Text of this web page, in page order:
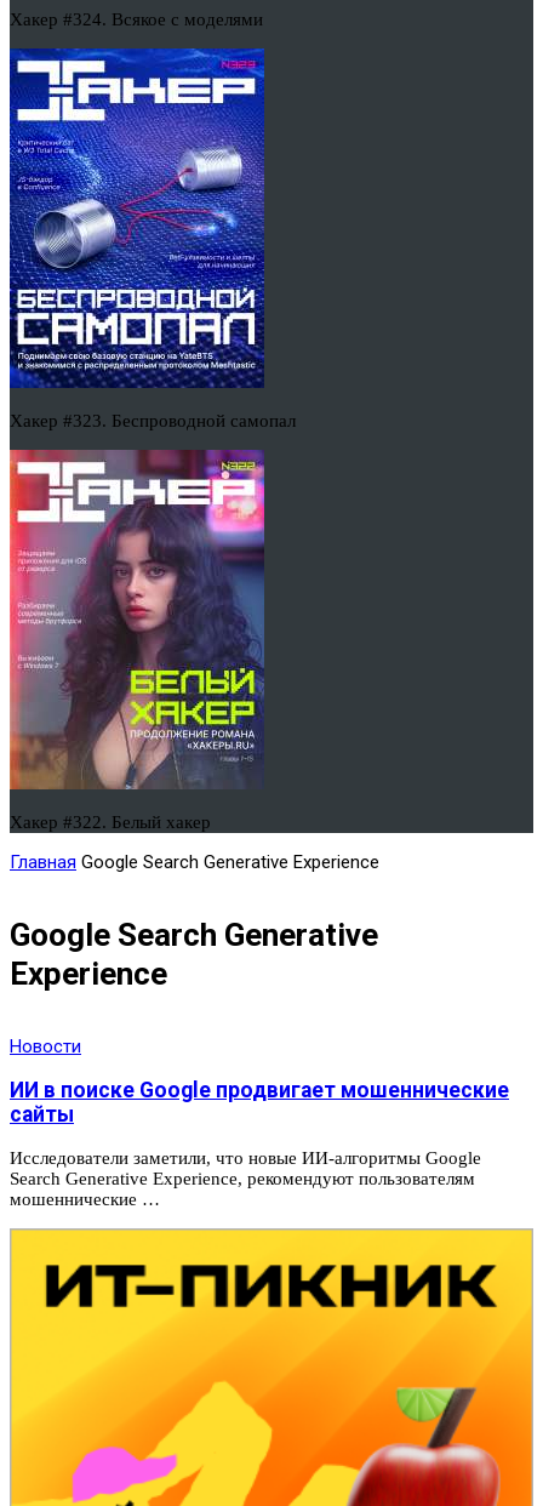
Хакер #324. Всякое с моделями
Хакер #323. Беспроводной самопал
Хакер #322. Белый хакер
Главная Google Search Generative Experience
Google Search Generative
Experience
Новости
ИИ в поиске Google продвигает мошеннические
сайты
Исследователи заметили, что новые ИИ-алгоритмы Google
Search Generative Experience, рекомендуют пользователям
мошеннические …